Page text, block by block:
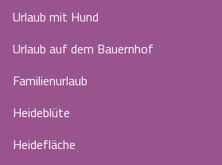
Urlaub mit Hund
Urlaub auf dem Bauernhof
Familienurlaub
Heideblüte
Heidefläche